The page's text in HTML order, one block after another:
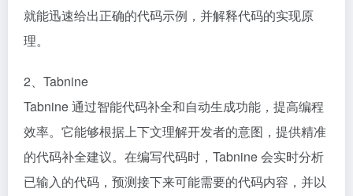
就能迅速给出正确的代码示例，并解释代码的实现原
理。​
2、Tabnine​
Tabnine 通过智能代码补全和自动生成功能，提高编程
效率。它能够根据上下文理解开发者的意图，提供精准
的代码补全建议。在编写代码时，Tabnine 会实时分析
已输入的代码，预测接下来可能需要的代码内容，并以